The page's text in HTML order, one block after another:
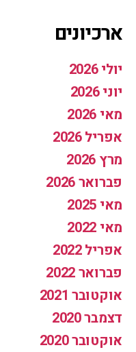
ארכיונים
יולי 2026
יוני 2026
מאי 2026
אפריל 2026
מרץ 2026
פברואר 2026
מאי 2025
מאי 2022
אפריל 2022
פברואר 2022
אוקטובר 2021
דצמבר 2020
אוקטובר 2020